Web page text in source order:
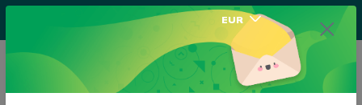
EUR
/Po-Pi 9-17 hod/
0,00 EUR